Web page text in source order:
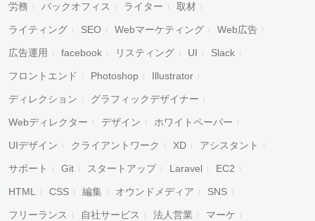
労務 バックオフィス ライター 取材
ライティング SEO Webマーケティング Web広告
広告運用 facebook リスティング UI Slack
フロントエンド Photoshop Illustrator
ディレクション グラフィックデザイナー
Webディレクター デザイン ホワイトペーパー
UIデザイン クライアントワーク XD アシスタント
サポート Git スタートアップ Laravel EC2
HTML CSS 編集 オウンドメディア SNS
フリーランス 自社サービス 法人営業 マーケ